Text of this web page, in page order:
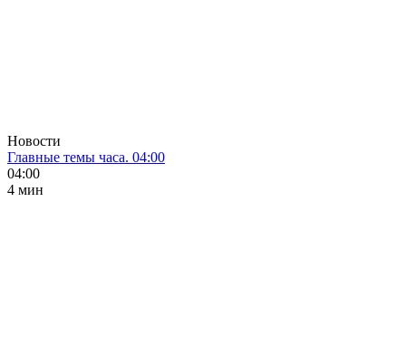
Новости
Главные темы часа. 04:00
04:00
4 мин